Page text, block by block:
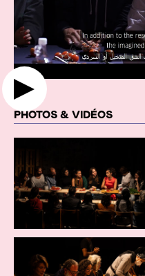
PHOTOS & VIDÉOS